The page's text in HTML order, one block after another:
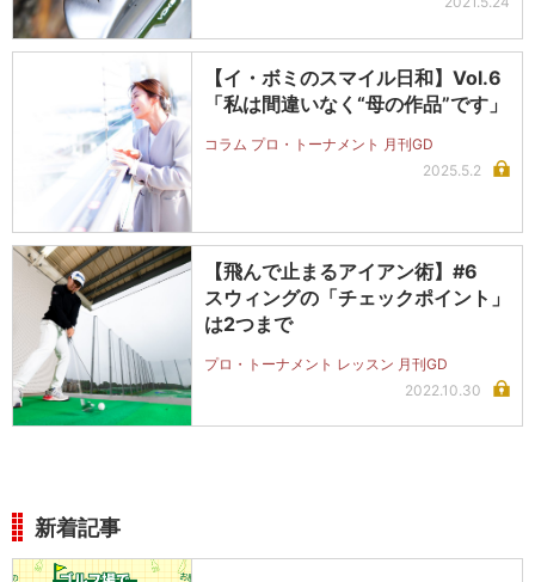
【イ・ボミのスマイル日和】Vol.6
「私は間違いなく“母の作品”です」
コラム プロ・トーナメント 月刊GD
2025.5.2
【飛んで止まるアイアン術】#6
スウィングの「チェックポイント」
は2つまで
プロ・トーナメント レッスン 月刊GD
2022.10.30
新着記事